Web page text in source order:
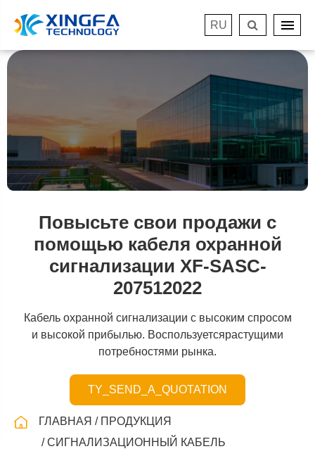
RU
Повысьте свои продажи с
помощью кабеля охранной
сигнализации XF-SASC-
207512022
Кабель охранной сигнализации с высоким спросом
и высокой прибылью. Воспользуетсярастущими
потребностями рынка.
TY_SEND_A_QUOTATION
ГЛАВНАЯ
ПРОДУКЦИЯ
СИГНАЛИЗАЦИОННЫЙ КАБЕЛЬ